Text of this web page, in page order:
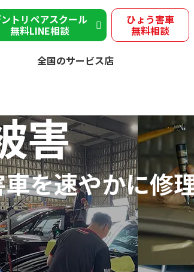
トリペアスクール
無料LINE相談
ひょう害車
無料相談
全国のサービス店
害
を速やかに修